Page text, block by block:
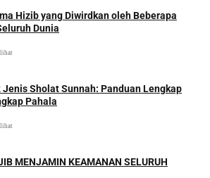
Hizib yang Diwirdkan oleh Beberapa
Dunia
Sholat Sunnah: Panduan Lengkap
Pahala
MENJAMIN KEAMANAN SELURUH